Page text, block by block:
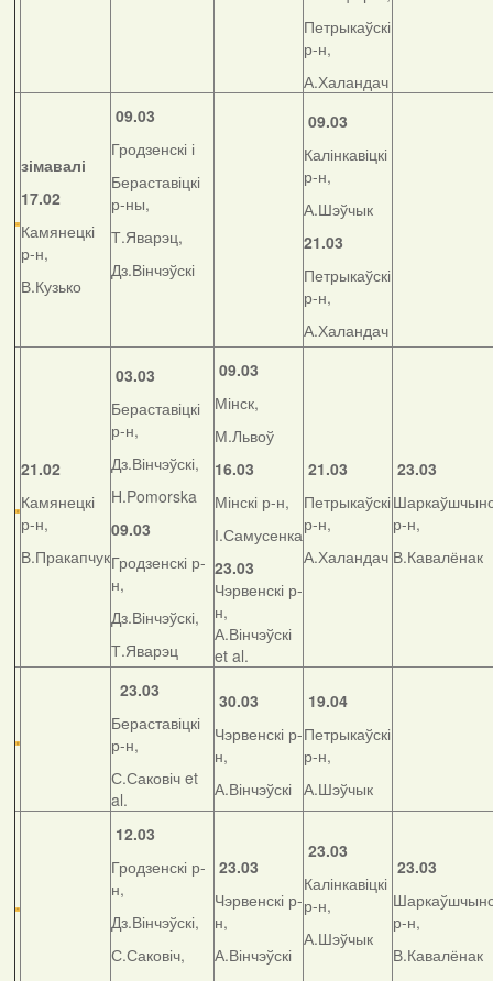
Петрыкаўскі
р-н,
А.Халандач
зімавалі
17.02
Камянецкі
р-н,
В.Кузько
09.03
Гродзенскі і
Бераставіцкі
р-ны,
Т.Яварэц,
Дз.Вінчэўскі
09.03
Калінкавіцкі
р-н,
А.Шэўчык
21.03
Петрыкаўскі
р-н,
А.Халандач
21.02
Камянецкі
р-н,
В.Пракапчук
03.03
Бераставіцкі
р-н,
Дз.Вінчэўскі,
H.Pomorska
09.03
Гродзенскі р-
н,
Дз.Вінчэўскі,
Т.Яварэц
09.03
Мінск,
М.Львоў
16.03
Мінскі р-н,
І.Самусенка
23.03
Чэрвенскі р-
н,
А.Вінчэўскі
et al.
21.03
Петрыкаўскі
р-н,
А.Халандач
23.03
р-н,
В.Кавалёнак
23.03
Бераставіцкі
р-н,
С.Саковіч et
al.
30.03
Чэрвенскі р-
н,
А.Вінчэўскі
19.04
Петрыкаўскі
р-н,
А.Шэўчык
12.03
Гродзенскі р-
н,
Дз.Вінчэўскі,
С.Саковіч,
23.03
Чэрвенскі р-
н,
А.Вінчэўскі
23.03
Калінкавіцкі
р-н,
А.Шэўчык
23.03
р-н,
В.Кавалёнак